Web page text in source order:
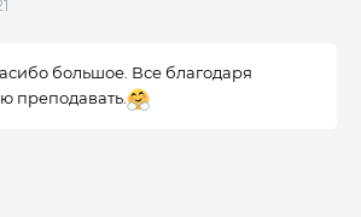
большое. Все благодаря
преподавать.